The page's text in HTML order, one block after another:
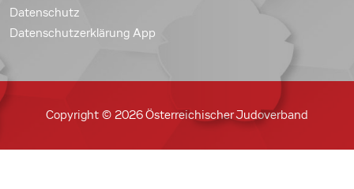
Datenschutz
Datenschutzerklärung App
Copyright © 2026 Österreichischer Judoverband